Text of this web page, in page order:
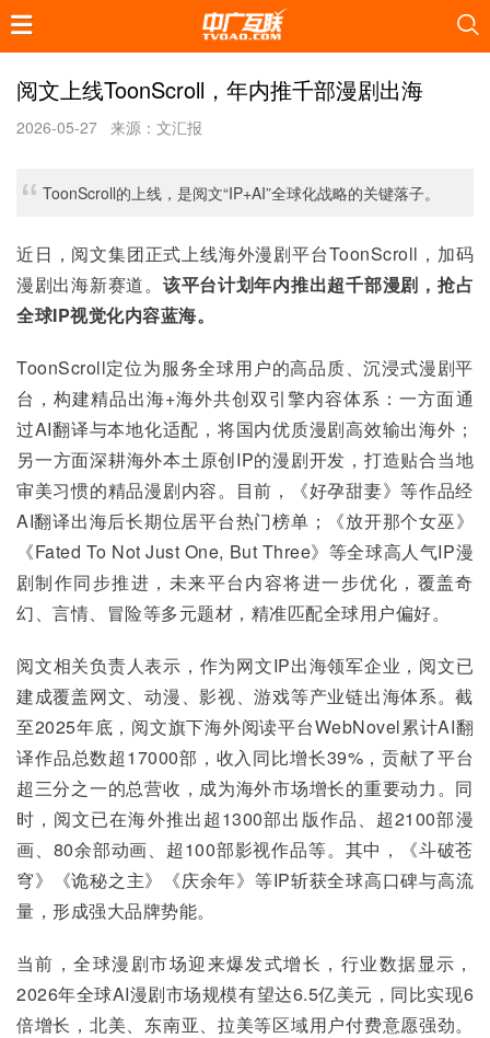
阅文上线ToonScroll，年内推千部漫剧出海
2026-05-27 来源：文汇报
ToonScroll的上线，是阅文“IP+AI”全球化战略的关键落子。
近日，阅文集团正式上线海外漫剧平台ToonScroll，加码
漫剧出海新赛道。 该平台计划年内推出超千部漫剧，抢占
全球IP视觉化内容蓝海。
ToonScroll定位为服务全球用户的高品质、沉浸式漫剧平
台，构建精品出海+海外共创双引擎内容体系：一方面通
过AI翻译与本地化适配，将国内优质漫剧高效输出海外；
另一方面深耕海外本土原创IP的漫剧开发，打造贴合当地
审美习惯的精品漫剧内容。目前，《好孕甜妻》等作品经
AI翻译出海后长期位居平台热门榜单；《放开那个女巫》
《Fated To Not Just One, But Three》等全球高人气IP漫
剧制作同步推进，未来平台内容将进一步优化，覆盖奇
幻、言情、冒险等多元题材，精准匹配全球用户偏好。
阅文相关负责人表示，作为网文IP出海领军企业，阅文已
建成覆盖网文、动漫、影视、游戏等产业链出海体系。截
至2025年底，阅文旗下海外阅读平台WebNovel累计AI翻
译作品总数超17000部，收入同比增长39%，贡献了平台
超三分之一的总营收，成为海外市场增长的重要动力。同
时，阅文已在海外推出超1300部出版作品、超2100部漫
画、80余部动画、超100部影视作品等。其中，《斗破苍
穹》《诡秘之主》《庆余年》等IP斩获全球高口碑与高流
量，形成强大品牌势能。
当前，全球漫剧市场迎来爆发式增长，行业数据显示，
2026年全球AI漫剧市场规模有望达6.5亿美元，同比实现6
倍增长，北美、东南亚、拉美等区域用户付费意愿强劲。